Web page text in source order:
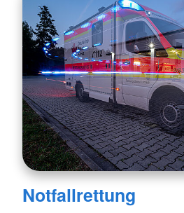
Notfallrettung